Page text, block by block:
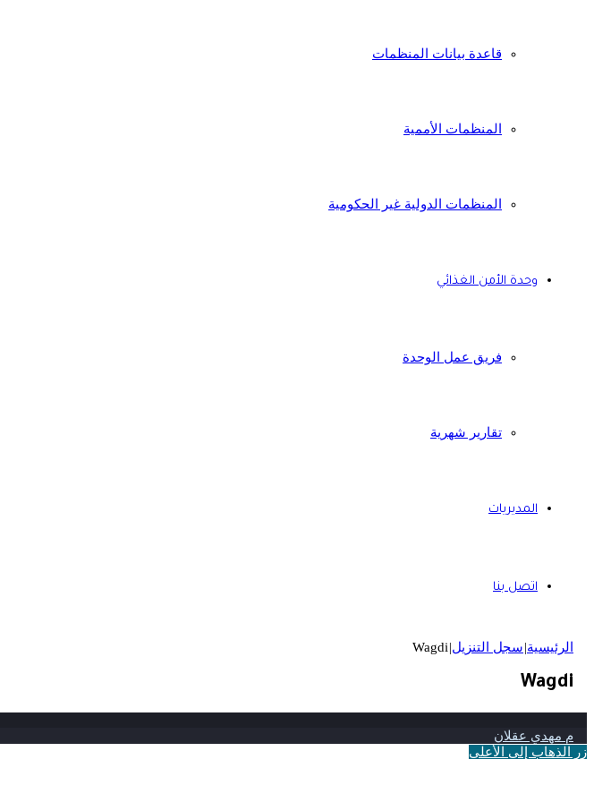
قاعدة بيانات المنظمات
المنظمات الأممية
المنظمات الدولية غير الحكومية
وحدة الأمن الغذائي
فريق عمل الوحدة
تقارير شهرية
المديريات
اتصل بنا
الرئيسية|سجل التنزيل|
Wagdi
Wagdi
م مهدي عقلان
زر الذهاب إلى الأعلى